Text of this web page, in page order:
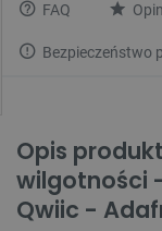
FAQ
Bezpieczeństwo
Opis
wilgotności -
Qwiic -